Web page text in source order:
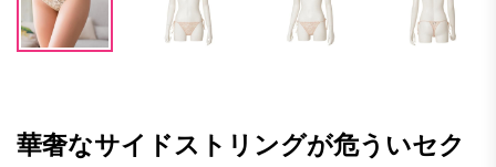
華奢なサイドストリングが危ういセク